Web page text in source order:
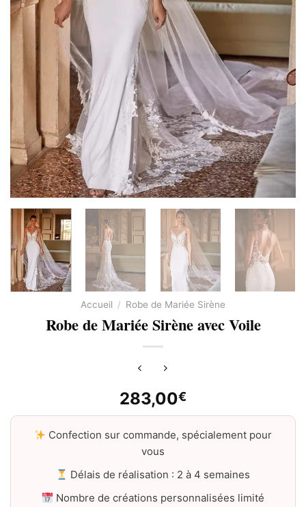
Accueil / Robe de Mariée Sirène
Robe de Mariée Sirène avec Voile
283,00€
Confection sur commande, spécialement pour
vous
Délais de réalisation : 2 à 4 semaines
Nombre de créations personnalisées limité